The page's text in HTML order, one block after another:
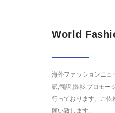
World
海外ファッションニュ
訳,翻訳,撮影,プロモー
行っております。ご依
願い致します。